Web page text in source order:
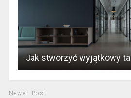
Jak stworzyć wyjątkowy
Newer Post